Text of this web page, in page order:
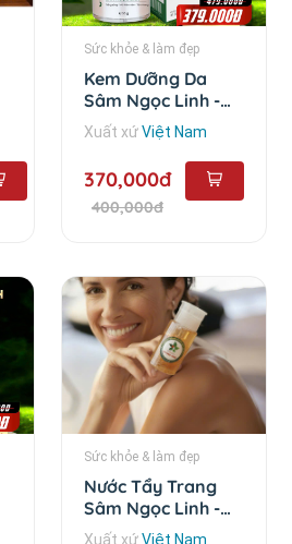
Sức khỏe & làm đẹp
Kem Dưỡng Da
Sâm Ngọc Linh -
35g
Xuất xứViệt Nam
370,000đ
400,000đ
Sức khỏe & làm đẹp
Nước Tẩy Trang
Sâm Ngọc Linh -
120ml
Xuất xứViệt Nam